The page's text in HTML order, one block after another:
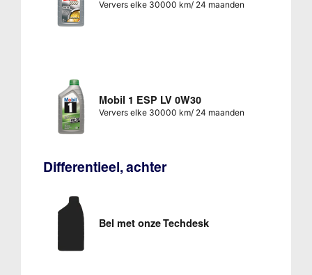
Ververs elke 30000 km/ 24 maanden
Mobil 1 ESP LV 0W30
Ververs elke 30000 km/ 24 maanden
Differentieel, achter
Bel met onze Techdesk